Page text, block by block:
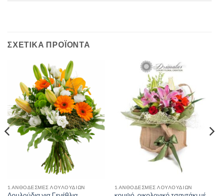
ΣΧΕΤΙΚΆ ΠΡΟΪΌΝΤΑ
1.ΑΝΘΟΔΕΣΜΕΣ ΛΟΥΛΟΥΔΙΩΝ 1.ΑΝΘΟΔΕΣΜΕΣ ΛΟΥΛΟΥΔΙΩΝ